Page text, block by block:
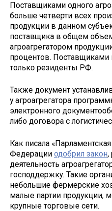
Поставщиками одного
больше четверти всех
продукции в данном
поставщика в общем
агроагрегатором
процентов. Поставщиками
только резиденты РФ.
Также документ
у агроагрегатора
электронного
либо договора с
Как писала
Федерации одобрил закон,
деятельность
господдержку. Такие
небольшие фермерские
малые партии продукции,
крупные торговые сети.